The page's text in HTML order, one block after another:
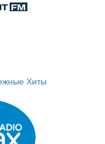
Хиты